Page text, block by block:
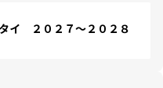
イ ２０２７～２０２８